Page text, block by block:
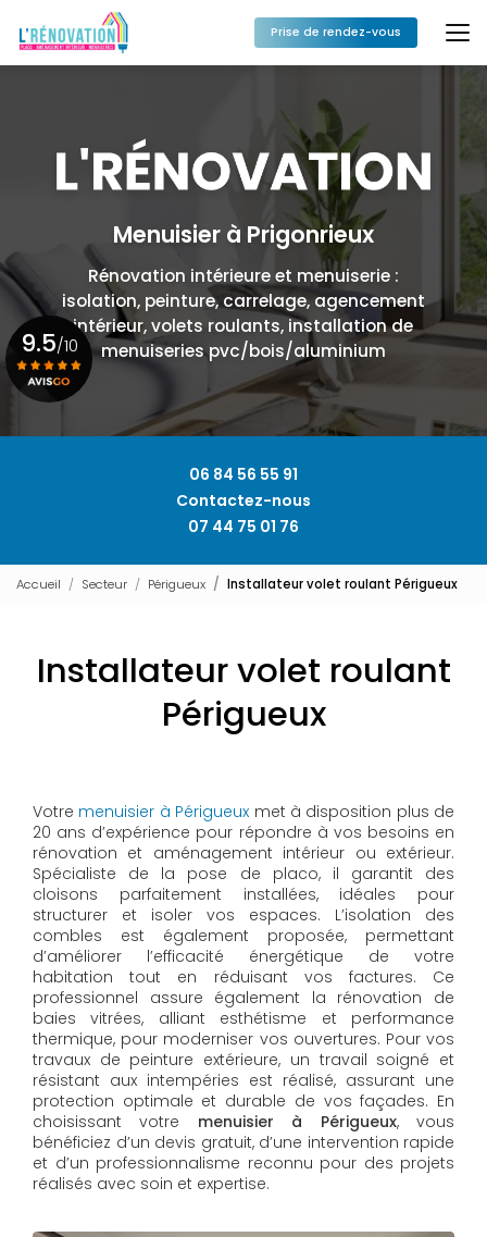
au
contenu
principal
Prise de rendez-vous
Menuisier à Prigonrieux
Rénovation intérieure et menuiserie :
isolation, peinture, carrelage, agencement
intérieur, volets roulants, installation de
menuiseries pvc/bois/aluminium
06 84 56 55 91
Contactez-nous
07 44 75 01 76
9.5/10
Accueil Secteur Périgueux Installateur volet roulant Périgueux
Installateur volet roulant
Périgueux
Votre menuisier à Périgueux met à disposition plus de
20 ans d’expérience pour répondre à vos besoins en
rénovation et aménagement intérieur ou extérieur.
Spécialiste de la pose de placo, il garantit des
cloisons parfaitement installées, idéales pour
structurer et isoler vos espaces. L’isolation des
combles est également proposée, permettant
d’améliorer l’efficacité énergétique de votre
habitation tout en réduisant vos factures. Ce
professionnel assure également la rénovation de
baies vitrées, alliant esthétisme et performance
thermique, pour moderniser vos ouvertures. Pour vos
travaux de peinture extérieure, un travail soigné et
résistant aux intempéries est réalisé, assurant une
protection optimale et durable de vos façades. En
choisissant votre menuisier à Périgueux, vous
bénéficiez d’un devis gratuit, d’une intervention rapide
et d’un professionnalisme reconnu pour des projets
réalisés avec soin et expertise.